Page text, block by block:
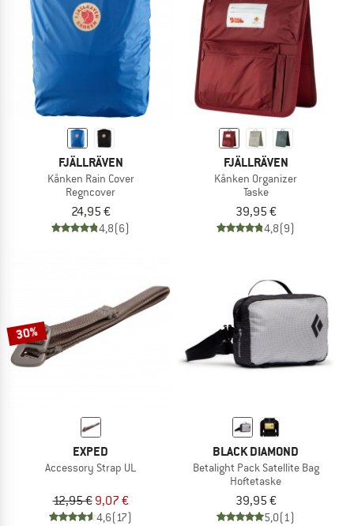
FJÄLLRÄVEN
Kånken Rain Cover
Regncover
24,95 €
4,8(6)
FJÄLLRÄVEN
Kånken Organizer
Taske
39,95 €
4,8(9)
30%
EXPED
Accessory Strap UL
12,95 € 9,07 €
4,6(17)
BLACK DIAMOND
Betalight Pack Satellite Bag
Hoftetaske
39,95 €
5,0(1)